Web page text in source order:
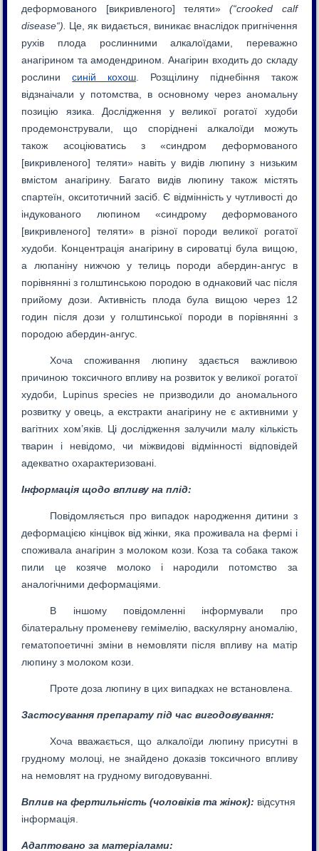
деформованого [викривленого] теляти»(“crooked
calf
disease“). Це, як видається, виникає внаслідок пригнічення
рухів плода рослинними алкалоїдами, переважно
анагірином та амодендрином. Анагірин входить до складу
рослинисиній кохош. Розщілину піднебіння також
відзнаічали у потомства, в основному через аномальну
позицію язика. Дослідження у великої рогатої худоби
продемонстрували, що споріднені алкалоїди можуть
також асоціюватись з «синдром деформованого
[викривленого] теляти» навіть у видів люпину з низьким
вмістом анагірину. Багато видів люпину також містять
спартеїн, окситотичний засіб. Є відмінність у чутливості до
індукованого люпином «синдрому деформованого
[викривленого] теляти» в різної породи великої рогатої
худоби. Концентрація анагірину в сироватці була вищою,
а люпаніну нижчою у телиць породи абердин-ангус в
порівнянні з голштинською породою в однаковий час після
прийому дози. Активність плода була вищою через 12
годин після дози у голштинської породи в порівнянні з
породою абердин-ангус.
Хоча споживання люпину здається важливою
причиною токсичного впливу на розвиток у великої рогатої
худоби, Lupinus species не призводили до аномального
розвитку у овець, а екстракти анагірину не є активними у
вагітних хом’яків. Ці дослідження залучили малу кількість
тварин і невідомо, чи міжвидові відмінності відповідей
адекватно охарактеризовані.
Інформація щодо впливу на плід:
Повідомляється про випадок народження дитини з
деформацією кінцівок від жінки, яка проживала на фермі і
споживала анагірин з молоком кози. Коза та собака також
пили це козяче молоко і народили потомство за
аналогічними деформаціями.
В іншому повідомленні інформували про
білатеральну променеву гемімелію, васкулярну аномалію,
гематопоетичні зміни в немовляти після впливу на матір
люпину з молоком кози.
Проте доза люпину в цих випадках не встановлена.
Застосування препарату під час вигодовування:
Хоча вважається, що алкалоїди люпину присутні в
грудному молоці, не знайдено доказів токсичного впливу
на немовлят на грудному вигодовуванні.
Вплив на фертильність (чоловіків та жінок): відсутня
інформація.
Адаптовано за матеріалами: